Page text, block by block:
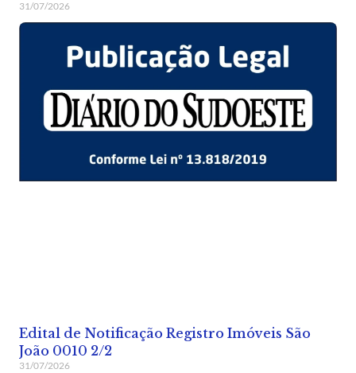
31/07/2026
Edital de Notificação Registro Imóveis São
João 0010 2/2
31/07/2026